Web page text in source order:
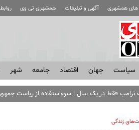
های همشهری آگهی و تبلیغات همشهری تی وی
سياست جهان اقتصاد جامعه شهر
فقط در یک سال | سوءاستفاده از ریاست
زندگی